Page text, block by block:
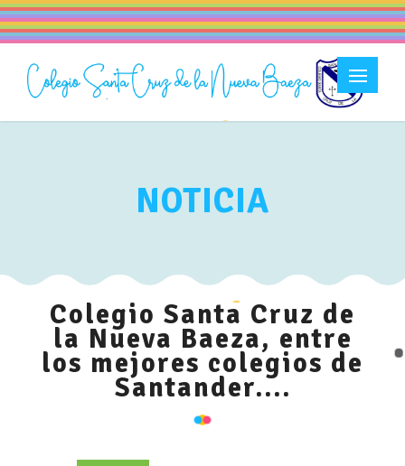
NOTICIA
Colegio Santa Cruz de
la Nueva Baeza, entre
los mejores colegios de
Santander....